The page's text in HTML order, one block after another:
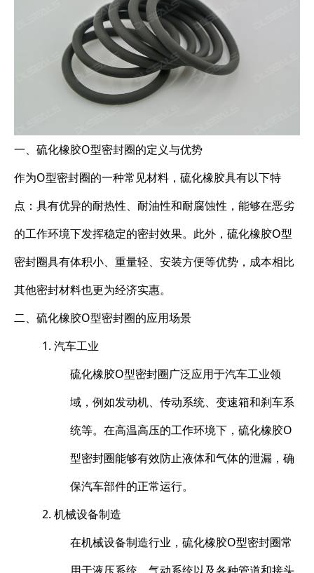
一、硫化橡胶O型密封圈的定义与优势
作为O型密封圈的一种常见材料，硫化橡胶具有以下特
点：具有优异的耐热性、耐油性和耐腐蚀性，能够在恶劣
的工作环境下发挥稳定的密封效果。此外，硫化橡胶O型
密封圈具有体积小、重量轻、安装方便等优势，成本相比
其他密封材料也更为经济实惠。
二、硫化橡胶O型密封圈的应用场景
1. 汽车工业
硫化橡胶O型密封圈广泛应用于汽车工业领
域，例如发动机、传动系统、变速箱和刹车系
统等。在高温高压的工作环境下，硫化橡胶O
型密封圈能够有效防止液体和气体的泄漏，确
保汽车部件的正常运行。
2. 机械设备制造
在机械设备制造行业，硫化橡胶O型密封圈常